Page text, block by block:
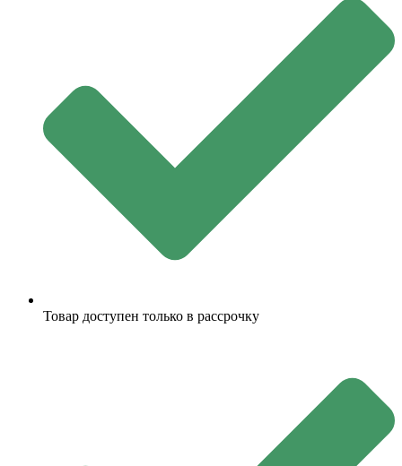
Товар доступен только в рассрочку